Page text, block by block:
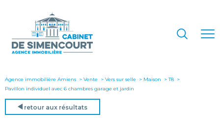
Agence immobilière Amiens Vente Vers sur selle Maison
T8
pavillon individuel avec 6 chambres garage et jardin
retour aux résultats